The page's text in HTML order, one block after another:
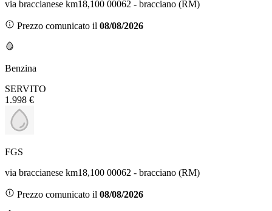
via braccianese km18,100 00062 - bracciano (RM)
Prezzo comunicato il 08/08/2026
Benzina
SERVITO
1.998 €
FGS
via braccianese km18,100 00062 - bracciano (RM)
Prezzo comunicato il 08/08/2026